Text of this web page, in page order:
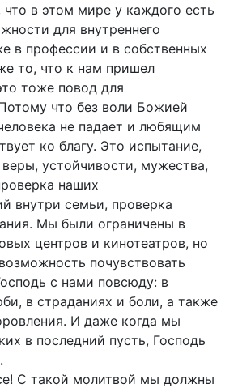
что в этом мире у каждого есть
для внутреннего
в профессии и в собственных
то, что к нам пришел
тоже повод для
что без воли Божией
не падает и любящим
ко благу. Это испытание,
устойчивости, мужества,
наших
внутри семьи, проверка
Мы были ограничены в
центров и кинотеатров, но
почувствовать
с нами повсюду: в
в страданиях и боли, а также
И даже когда мы
в последний пусть, Господь
С такой молитвой мы должны